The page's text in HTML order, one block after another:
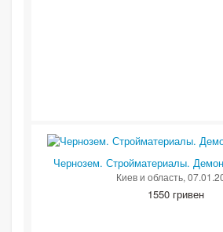
Чернозем. Стройматериалы.
Киев и область,
1550 гривен